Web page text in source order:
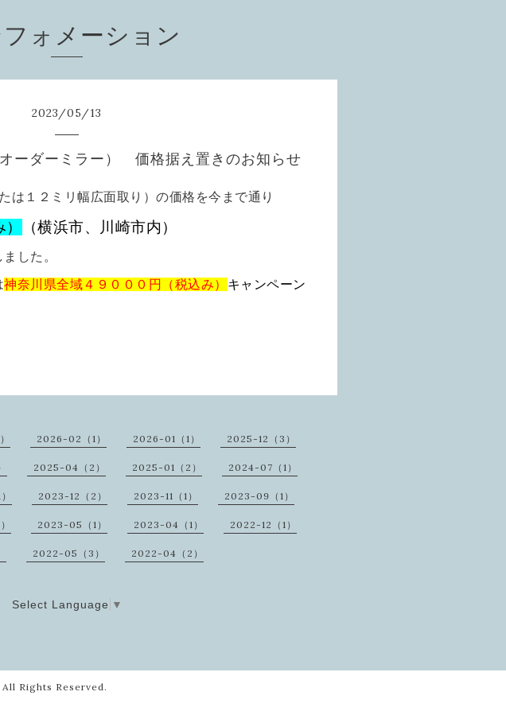
ォメーション
2023/05/13
ーダーミラー） 価格据え置きのお知らせ
は１２ミリ幅広面取り）の価格を今まで通り
（横浜市、川崎市内）
した。
神奈川県全域４９０００円（税込み） キャンペーン
2026-02（1） 2026-01（1） 2025-12（3）
2025-04（2） 2025-01（2） 2024-07（1）
2023-12（2） 2023-11（1） 2023-09（1）
2023-05（1） 2023-04（1） 2022-12（1）
2022-05（3） 2022-04（2）
Select Language ▼
All Rights Reserved.